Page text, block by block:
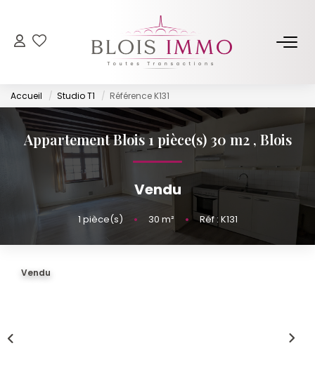
NOS BIENS
Acheter
Louer
Biens Vendus Et Loués
Off Market
ESTIMER
Accueil Studio T1 Référence K131
Appartement Blois 1 pièce(s) 30 m2 , Blois
Vendu
1 pièce(s) • 30 m² • Réf : K131
Vendu